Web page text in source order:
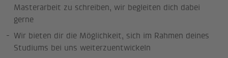
Masterarbeit zu schreiben, wir begleiten dich dabei
gerne
Wir bieten dir die Möglichkeit, sich im Rahmen deines
Studiums bei uns weiterzuentwickeln